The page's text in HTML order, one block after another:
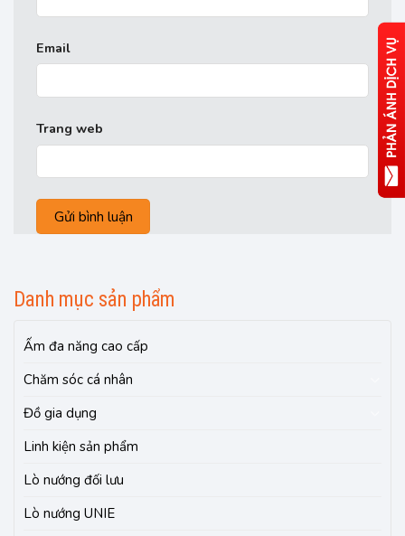
Email
Trang web
Danh mục sản phẩm
Ấm đa năng cao cấp
Chăm sóc cá nhân
Đồ gia dụng
Linh kiện sản phẩm
Lò nướng đối lưu
Lò nướng UNIE